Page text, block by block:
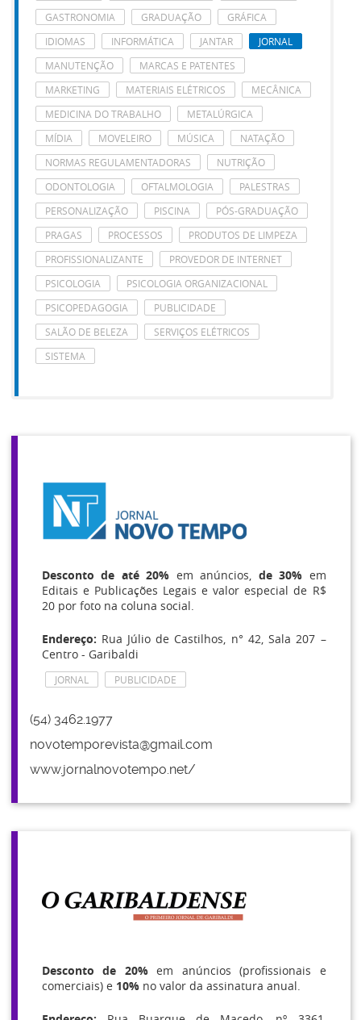
GASTRONOMIA
GRADUAÇÃO
GRÁFICA
IDIOMAS
INFORMÁTICA JANTAR
JORNAL
MANUTENÇÃO
MARCAS E PATENTES
MARKETING
MATERIAIS ELÉTRICOS
MECÂNICA
MEDICINA DO TRABALHO
METALÚRGICA
MÍDIA
MOVELEIRO MÚSICA
NATAÇÃO
NORMAS REGULAMENTADORAS
NUTRIÇÃO
ODONTOLOGIA
OFTALMOLOGIA
PALESTRAS
PERSONALIZAÇÃO
PISCINA
PÓS-GRADUAÇÃO
PRAGAS
PROCESSOS
PRODUTOS DE LIMPEZA
PROFISSIONALIZANTE
PROVEDOR DE INTERNET
PSICOLOGIA
PSICOLOGIA ORGANIZACIONAL
PSICOPEDAGOGIA
PUBLICIDADE
SALÃO DE BELEZA
SERVIÇOS ELÉTRICOS
SISTEMA
Desconto de até 20% em anúncios, de 30% em
Editais e Publicações Legais e valor especial de R$
20 por foto na coluna social.
Endereço: Rua Júlio de Castilhos, n° 42, Sala 207 –
Centro - Garibaldi
JORNAL PUBLICIDADE
(54) 3462.1977
novotemporevista@gmail.com
www.jornalnovotempo.net/
Desconto de 20% em anúncios (profissionais e
comerciais) e 10% no valor da assinatura anual.